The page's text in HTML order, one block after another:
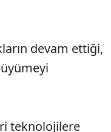
Sesi Aç
devam ettiği,
teknolojilere